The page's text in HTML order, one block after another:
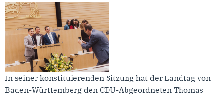
In seiner konstituierenden Sitzung hat der Landtag von
Baden-Württemberg den CDU-Abgeordneten Thomas